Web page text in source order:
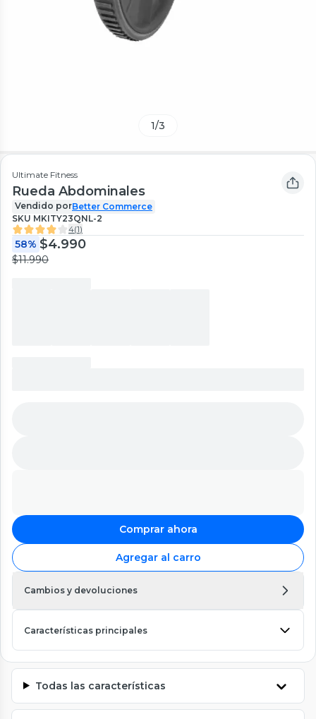
1/3
Ultimate Fitness
Rueda Abdominales
Vendido porBetter Commerce
SKU MKITY23QNL-2
4(1)
58% $4.990
$11.990
Comprar ahora
Agregar al carro
Cambios y devoluciones
Características principales
Todas las características